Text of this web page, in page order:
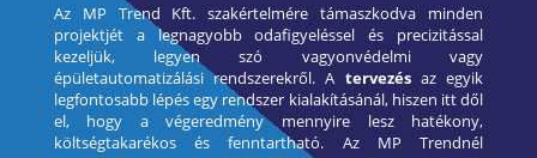
Az MP Trend Kft. szakértelmére támaszkodva minden
projektjét a legnagyobb odafigyeléssel és precizitással
kezeljük, legyen szó vagyonvédelmi vagy
épületautomatizálási rendszerekről. A tervezésaz egyik
legfontosabb lépés egy rendszer kialakításánál, hiszen itt dől
el, hogy a végeredmény mennyire lesz hatékony,
költségtakarékos és fenntartható. Az MP Trendnél